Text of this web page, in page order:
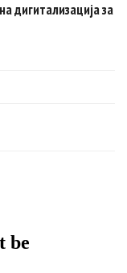
дигитализација за